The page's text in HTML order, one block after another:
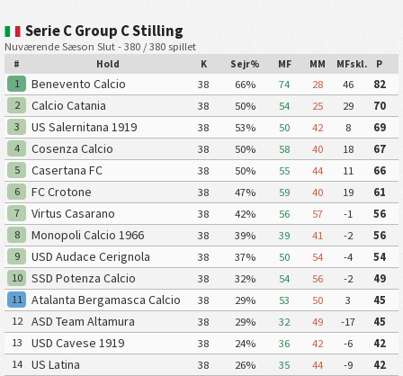
Serie C Group C Stilling
Nuværende Sæson Slut - 380 / 380 spillet
# Hold K Sejr% MF MM MFskl. P
1 Benevento Calcio 38 66% 74 28 46
82
2
Calcio Catania 38 50% 54 25 29
70
3
US Salernitana 1919 38 53% 50 42 8
69
4
Cosenza Calcio 38 50% 58 40 18
67
5
Casertana FC 38 50% 55 44 11
66
6
FC Crotone 38 47% 59 40 19
61
7
Virtus Casarano 38 42% 56 57 -1
56
8
Monopoli Calcio 1966 38 39% 39 41 -2
56
9
USD Audace Cerignola 38 37% 50 54 -4
54
10
SSD Potenza Calcio 38 32% 54 56 -2
49
11
Atalanta Bergamasca Calcio
U23
38 29% 53 50 3
45
12
ASD Team Altamura 38 29% 32 49 -17
45
13
USD Cavese 1919 38 24% 36 42 -6
42
14
US Latina 38 26% 35 44 -9
42